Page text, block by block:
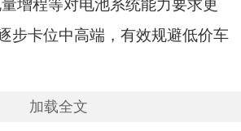
增程等对电池系统能力要求更
步卡位中高端，有效规避低价车
加载全文